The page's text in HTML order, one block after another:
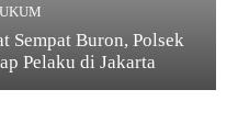
Sempat Buron, Polsek
Pelaku di Jakarta